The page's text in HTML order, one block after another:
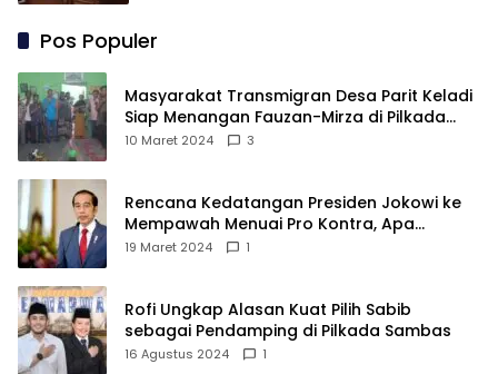
Pos Populer
Masyarakat Transmigran Desa Parit Keladi
Siap Menangan Fauzan-Mirza di Pilkada
Kubu Raya
10 Maret 2024 3
Rencana Kedatangan Presiden Jokowi ke
Mempawah Menuai Pro Kontra, Apa
Sebabnya?
19 Maret 2024 1
Rofi Ungkap Alasan Kuat Pilih Sabib
sebagai Pendamping di Pilkada Sambas
16 Agustus 2024 1